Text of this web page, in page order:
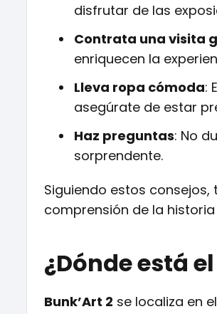
disfrutar de las
Contrata una visita
enriquecen la
Lleva ropa cómoda:
asegúrate de estar
Haz preguntas: No
sorprendente.
Siguiendo estos
comprensión de la
¿Dónde está
Bunk’Art 2 se localiza en